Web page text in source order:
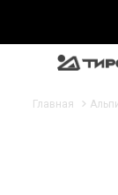
Главная